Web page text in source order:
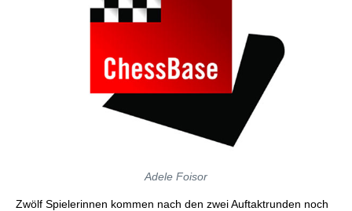
Adele Foisor
Zwölf Spielerinnen kommen nach den zwei Auftaktrunden noch